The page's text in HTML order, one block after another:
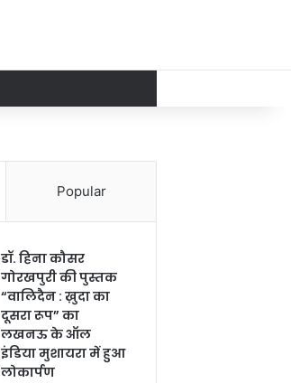
Popular
डॉ. हिना कौसर
गोरखपुरी की पुस्तक
“वालिदैन : ख़ुदा का
दूसरा रूप” का
लखनऊ के ऑल
इंडिया मुशायरा में हुआ
लोकार्पण